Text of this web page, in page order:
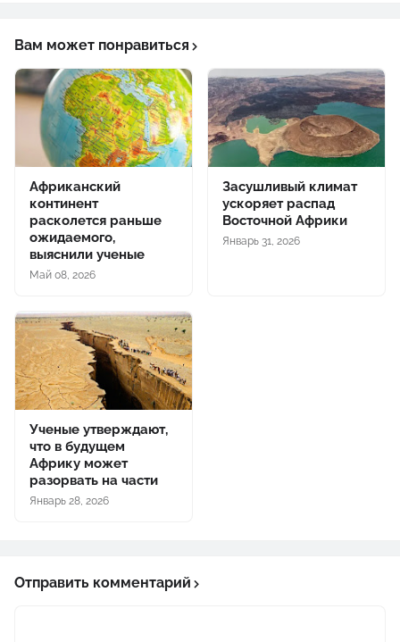
Вам может понравиться
Африканский
континент
расколется раньше
ожидаемого,
выяснили ученые
Май 08, 2026
Засушливый климат
ускоряет распад
Восточной Африки
Январь 31, 2026
Ученые утверждают,
что в будущем
Африку может
разорвать на части
Январь 28, 2026
Отправить комментарий